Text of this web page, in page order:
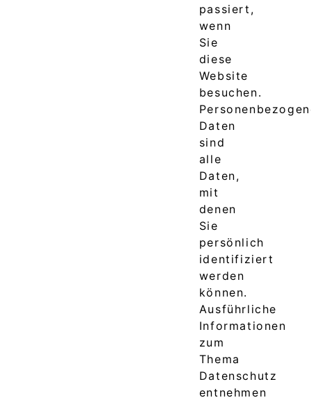
passiert,
wenn
Sie
diese
Website
besuchen.
Daten
sind
alle
Daten,
mit
denen
Sie
persönlich
identifiziert
werden
können.
Ausführliche
Informationen
zum
Thema
Datenschutz
entnehmen